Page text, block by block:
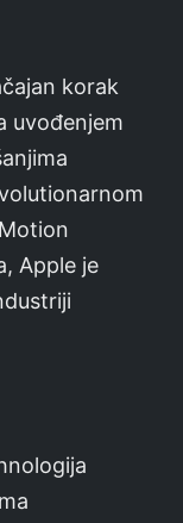
korak
uvođenjem
Apple je